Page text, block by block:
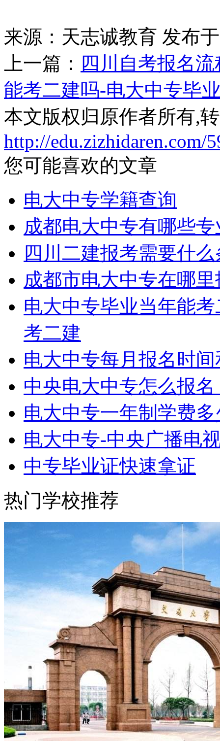
来源：天志诚教育 发布
上一篇： 四川自考报名流
能考二建吗-电大中专毕
本文版权归原作者所有,
http://edu.zizhidaren.com/
您可能喜欢的文章
电大中专学籍查询
成都电大中专有哪些专
四川二建报考需要什
成都市电大中专在哪
电大中专毕业当年能
考二建
电大中专每月报名时
中央电大中专怎么报
电大中专一年制学费多
电大中专-中央广播电
中专毕业证快速拿证
热门学校推荐